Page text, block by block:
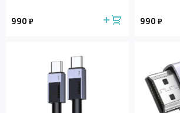
990 ₽ 990 ₽